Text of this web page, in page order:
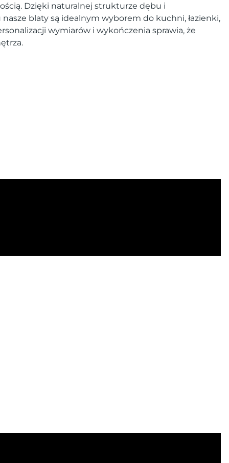
Dzięki naturalnej strukturze dębu i
blaty są idealnym wyborem do kuchni, łazienki,
wymiarów i wykończenia sprawia, że